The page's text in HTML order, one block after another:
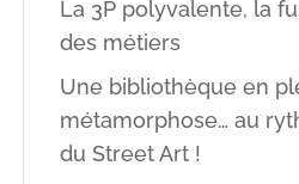
La 3P polyvalente, la
des métiers
Une bibliothèque en
métamorphose… au
du Street Art !